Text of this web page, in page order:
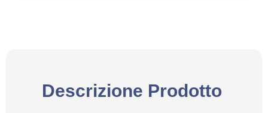
Descrizione Prodotto